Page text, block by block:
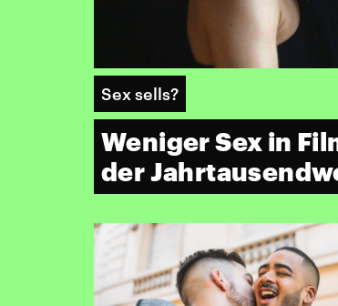
Sex sells?
Weniger Sex in
der